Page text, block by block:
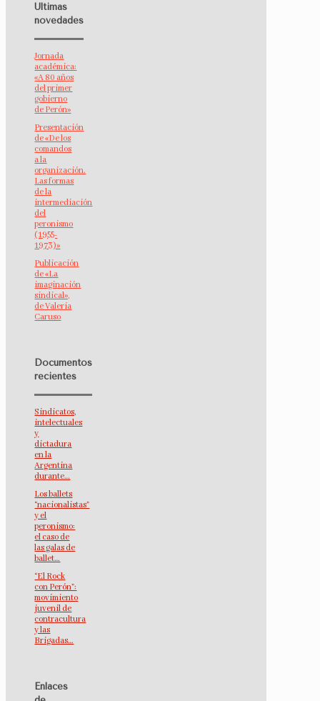
Últimas
novedades
Jornada
académica:
«A 80 años
del primer
gobierno
de Perón»
Presentación
de «De los
comandos
a la
organización.
Las formas
de la
intermediación
del
peronismo
(1955-
1973)»
Publicación
de «La
imaginación
sindical»,
de Valeria
Caruso
Documentos
recientes
Sindicatos,
intelectuales
y
dictadura
en la
Argentina
durante…
Los ballets
“nacionalistas”
y el
peronismo:
el caso de
las galas de
ballet…
“El Rock
con Perón”:
movimiento
juvenil de
contracultura
y las
Brigadas…
Enlaces